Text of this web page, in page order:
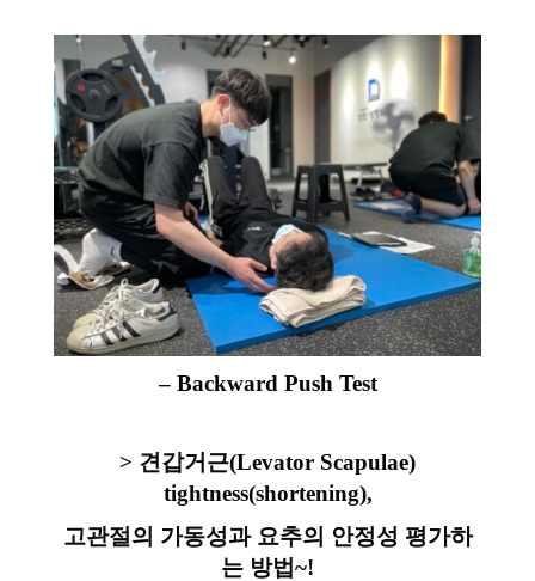
– Backward Push Test
> 견갑거근(Levator Scapulae)
tightness(shortening),
고관절의 가동성과 요추의 안정성 평가하
는 방법~!